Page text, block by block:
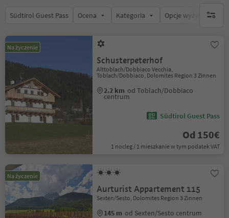
Südtirol Guest Pass Ocena Kategoria Opcje wyżywieniabrak
Na życzenie
Schusterpeterhof
Alttoblach/Dobbiaco Vecchia,
Toblach/Dobbiaco, Dolomites Region 3 Zinnen
2.2 km od Toblach/Dobbiaco
centrum
Südtirol Guest Pass
Od 150€
1 nocleg / 1 mieszkanie w tym podatek VAT
Na życzenie
Aurturist Appartement 115
Sexten/Sesto, Dolomites Region 3 Zinnen
145 m od Sexten/Sesto centrum